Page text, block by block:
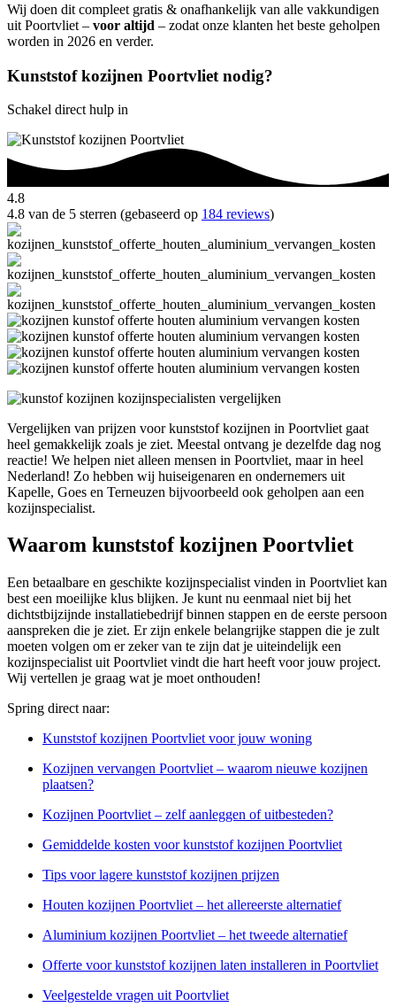
Wij doen dit compleet gratis & onafhankelijk van alle vakkundigen
uit Poortvliet – voor altijd – zodat onze klanten het beste geholpen
worden in 2026 en verder.
Kunststof kozijnen Poortvliet nodig?
Schakel direct hulp in
4.8
4.8 van de 5 sterren (gebaseerd op 184 reviews)
Vergelijken van prijzen voor kunststof kozijnen in Poortvliet gaat
heel gemakkelijk zoals je ziet. Meestal ontvang je dezelfde dag nog
reactie! We helpen niet alleen mensen in Poortvliet, maar in heel
Nederland! Zo hebben wij huiseigenaren en ondernemers uit
Kapelle, Goes en Terneuzen bijvoorbeeld ook geholpen aan een
kozijnspecialist.
Waarom kunststof kozijnen Poortvliet
Een betaalbare en geschikte kozijnspecialist vinden in Poortvliet kan
best een moeilijke klus blijken. Je kunt nu eenmaal niet bij het
dichtstbijzijnde installatiebedrijf binnen stappen en de eerste persoon
aanspreken die je ziet. Er zijn enkele belangrijke stappen die je zult
moeten volgen om er zeker van te zijn dat je uiteindelijk een
kozijnspecialist uit Poortvliet vindt die hart heeft voor jouw project.
Wij vertellen je graag wat je moet onthouden!
Spring direct naar:
Kunststof kozijnen Poortvliet voor jouw woning
Kozijnen vervangen Poortvliet – waarom nieuwe kozijnen
plaatsen?
Kozijnen Poortvliet – zelf aanleggen of uitbesteden?
Gemiddelde kosten voor kunststof kozijnen Poortvliet
Tips voor lagere kunststof kozijnen prijzen
Houten kozijnen Poortvliet – het allereerste alternatief
Aluminium kozijnen Poortvliet – het tweede alternatief
Offerte voor kunststof kozijnen laten installeren in Poortvliet
Veelgestelde vragen uit Poortvliet